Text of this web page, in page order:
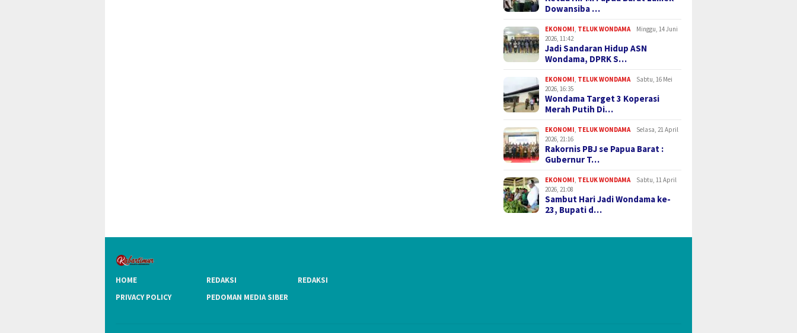
Dowansiba …
EKONOMI TELUK WONDAMA
Minggu, 14 Juni
2026, 11:42
Jadi Sandaran Hidup ASN
Wondama, DPRK S…
EKONOMI TELUK WONDAMA
Sabtu, 16 Mei
2026, 16:35
Wondama Target 3 Koperasi
Merah Putih Di…
EKONOMI TELUK WONDAMA
Selasa, 21 April
2026, 21:16
Rakornis PBJ se Papua Barat :
Gubernur T…
EKONOMI TELUK WONDAMA
Sabtu, 11 April
2026, 21:08
Sambut Hari Jadi Wondama ke-
23, Bupati d…
HOME REDAKSI
REDAKSI
PRIVACY POLICY
PEDOMAN MEDIA SIBER